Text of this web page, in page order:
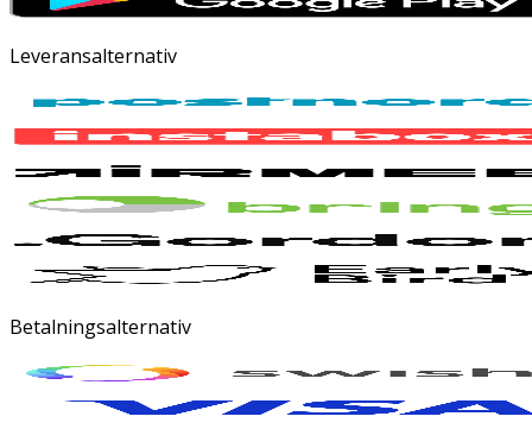
Leveransalternativ
Betalningsalternativ